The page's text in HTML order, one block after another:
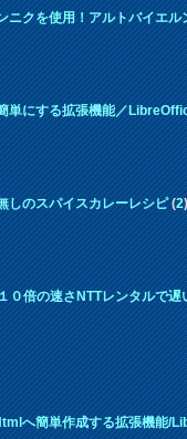
ニクを使用！アルトバイエル
単にする拡張機能／
しのスパイスカレーレシピ(2
０倍の速さNTTレンタルで遅
へ簡単作成する拡張機能/